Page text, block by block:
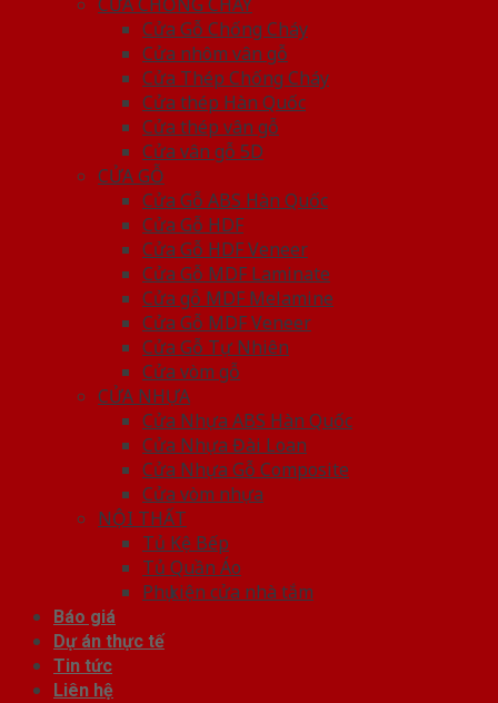
Cửa Gỗ Chống Cháy
Cửa nhôm vân gỗ
Cửa Thép Chống Cháy
Cửa thép Hàn Quốc
Cửa thép vân gỗ
Cửa vân gỗ 5D
CỬA GỖ
Cửa Gỗ ABS Hàn Quốc
Cửa Gỗ HDF
Cửa Gỗ HDF Veneer
Cửa Gỗ MDF Laminate
Cửa gỗ MDF Melamine
Cửa Gỗ MDF Veneer
Cửa Gỗ Tự Nhiên
Cửa vòm gỗ
CỬA NHỰA
Cửa Nhựa ABS Hàn Quốc
Cửa Nhựa Đài Loan
Cửa Nhựa Gỗ Composite
Cửa vòm nhựa
NỘI THẤT
Tủ Kệ Bếp
Tủ Quần Áo
Phụ kiện cửa nhà tắm
Báo giá
Dự án thực tế
Tin tức
Liên hệ